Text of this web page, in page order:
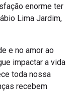
enorme ter
Lima Jardim,
e no amor ao
impactar a vida
toda nossa
recebem